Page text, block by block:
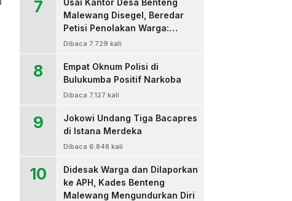
7
Usai Kantor Desa Benteng
Malewang Disegel, Beredar
Petisi Penolakan Warga:
Sekretaris Hingga BPD Turut
Dibaca 7.729 kali
8
Empat Oknum Polisi di
Bulukumba Positif Narkoba
Dibaca 7.127 kali
9
Jokowi Undang Tiga Bacapres
di Istana Merdeka
Dibaca 6.848 kali
10
Didesak Warga dan Dilaporkan
ke APH, Kades Benteng
Malewang Mengundurkan Diri